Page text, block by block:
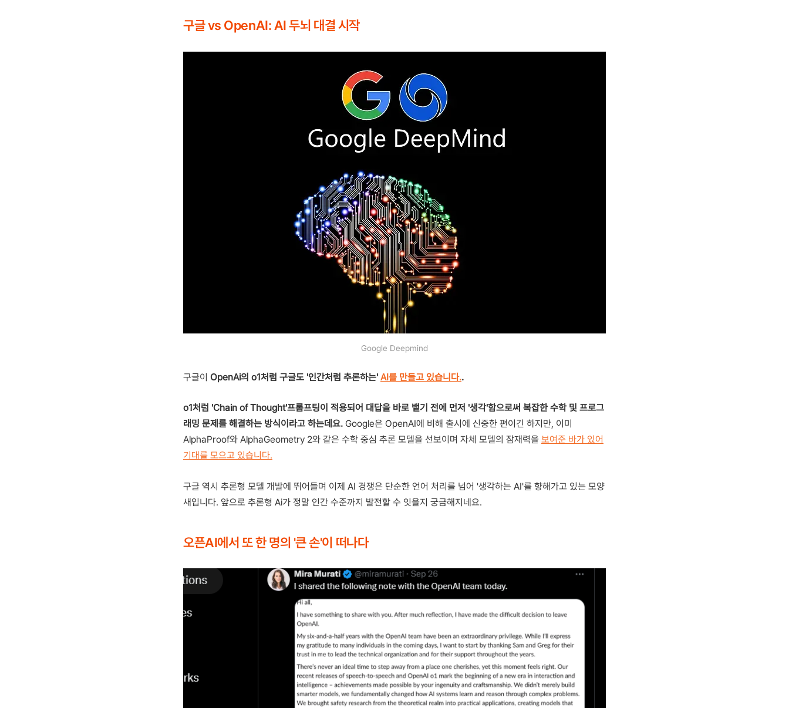
구글 vs OpenAI: AI 두뇌 대결 시작
Google Deepmind
구글이 OpenAi의 o1처럼 구글도 '인간처럼 추론하는' AI를 만들고 있습니다..
o1처럼 'Chain of Thought'프롬프팅이 적용되어 대답을 바로 뱉기 전에 먼저 '생각'함으로써 복잡한 수학 및 프로그
래밍 문제를 해결하는 방식이라고 하는데요. Google은 OpenAI에 비해 출시에 신중한 편이긴 하지만, 이미
AlphaProof와 AlphaGeometry 2와 같은 수학 중심 추론 모델을 선보이며 자체 모델의 잠재력을 보여준 바가 있어
기대를 모으고 있습니다.
구글 역시 추론형 모델 개발에 뛰어들며 이제 AI 경쟁은 단순한 언어 처리를 넘어 '생각하는 AI'를 향해가고 있는 모양
새입니다. 앞으로 추론형 Ai가 정말 인간 수준까지 발전할 수 잇을지 궁금해지네요.
오픈AI에서 또 한 명의 '큰 손'이 떠나다